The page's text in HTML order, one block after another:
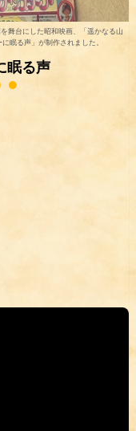
舞台にした昭和映画、「遥かなる山
眠る声」が制作されました。
眠る声